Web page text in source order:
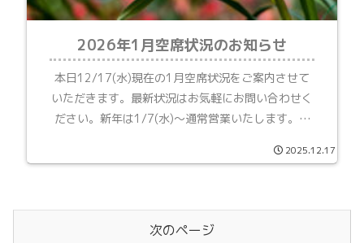
2026年1月空席状況のお知らせ
本日12/17(水)現在の1月空席状況をご案内させて
いただきます。最新状況はお気軽にお問い合わせく
ださい。新年は1/7(水)～通常営業いたします。当
2025.12.17
次のページ